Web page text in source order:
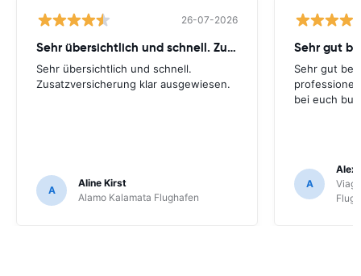
26-07-2026
Sehr übersichtlich und schnell. Zusatzversicherung
Sehr übersichtlich und schnell.
Zusatzversicherung klar ausgewiesen.
A
Aline Kirst
Alamo Kalamata Flughafen
Sehr gut
Sehr gut bei
bei euch
A
Alex